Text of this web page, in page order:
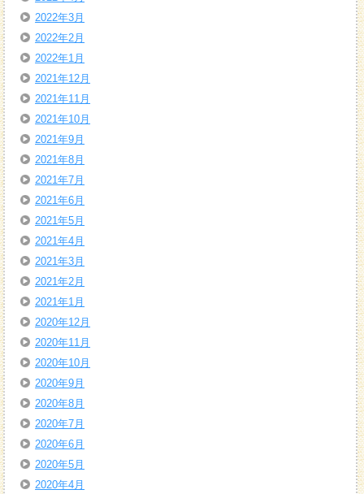
2022年3月
2022年2月
2022年1月
2021年12月
2021年11月
2021年10月
2021年9月
2021年8月
2021年7月
2021年6月
2021年5月
2021年4月
2021年3月
2021年2月
2021年1月
2020年12月
2020年11月
2020年10月
2020年9月
2020年8月
2020年7月
2020年6月
2020年5月
2020年4月